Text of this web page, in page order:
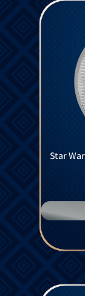
Star